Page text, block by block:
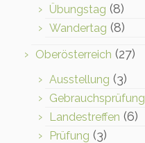
Übungstag (8)
Wandertag (8)
Oberösterreich (27)
Ausstellung (3)
Gebrauchsprüfung
Landestreffen (6)
Prüfung (3)